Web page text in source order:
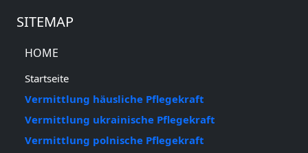
SITEMAP
HOME
Startseite
Vermittlung häusliche Pflegekraft
Vermittlung ukrainische Pflegekraft
Vermittlung polnische Pflegekraft